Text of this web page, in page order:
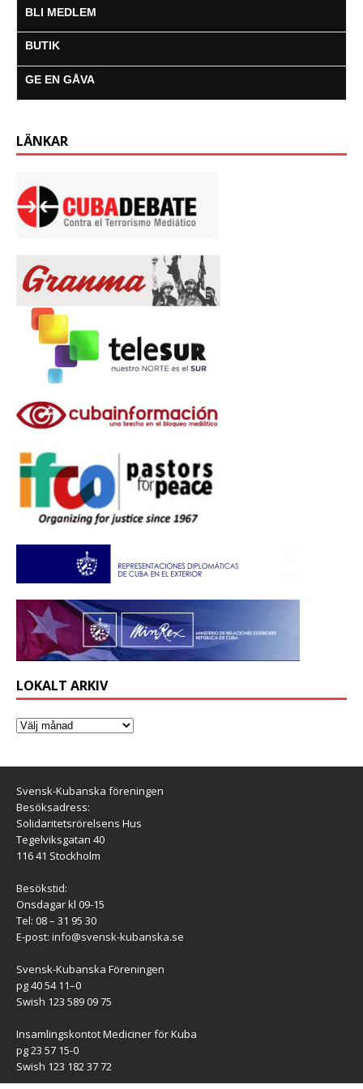
BLI MEDLEM
BUTIK
GE EN GÅVA
LÄNKAR
LOKALT ARKIV
Svensk-Kubanska föreningen
Besöksadress:
Solidaritetsrörelsens Hus
Tegelviksgatan 40
116 41 Stockholm
Besökstid:
Onsdagar kl 09-15
Tel: 08 – 31 95 30
E-post: info@svensk-kubanska.se
Svensk-Kubanska Föreningen
pg 40 54 11–0
Swish 123 589 09 75
Insamlingskontot Mediciner för Kuba
pg 23 57 15-0
Swish 123 182 37 72